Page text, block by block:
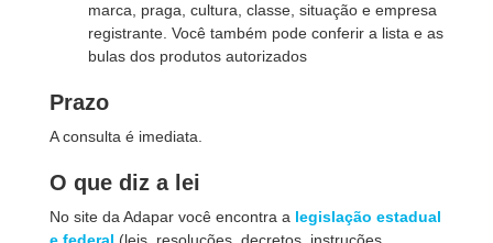
marca, praga, cultura, classe, situação e empresa
registrante. Você também pode conferir a lista e as
bulas dos produtos autorizados
Prazo
A consulta é imediata.
O que diz a lei
No site da Adapar você encontra a legislação estadual